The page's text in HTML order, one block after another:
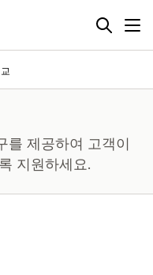
를 제공하여 고객이
지원하세요.